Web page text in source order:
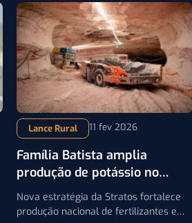
lideram os índices de atraso, elevando
os riscos para proprietários rurais
Lance Rural 11 fev 2026
Família Batista amplia
produção de potássio no
Brasil e mira impacto direto
no custo do produtor
Nova estratégia da Stratos fortalece
produção nacional de fertilizantes e